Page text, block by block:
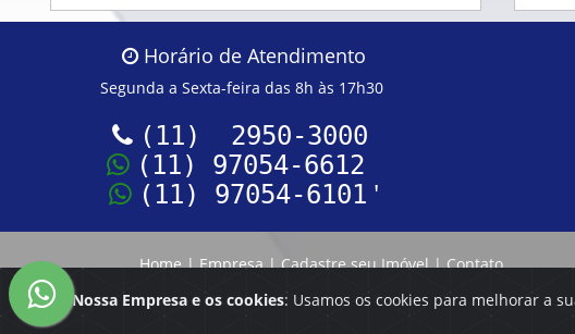
Nossa Empresa e os cookies: Usamos os cookies para melhorar a
Horário de Atendimento
Segunda a Sexta-feira das 8h às 17h30
(11) 2950-3000
(11) 97054-6612
(11) 97054-6101 '
Home|Empresa|Cadastre seu Imóvel|Contato
Reservamo-nos o direito de qualquer erro de digitação,